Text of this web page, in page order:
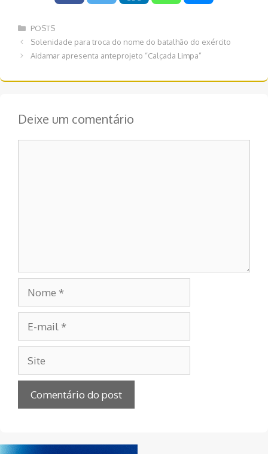
Categorias
POSTS
Navegação
de
Solenidade para troca do nome do batalhão do exército
Aidamar apresenta anteprojeto “Calçada Limpa”
Deixe um comentário
mail